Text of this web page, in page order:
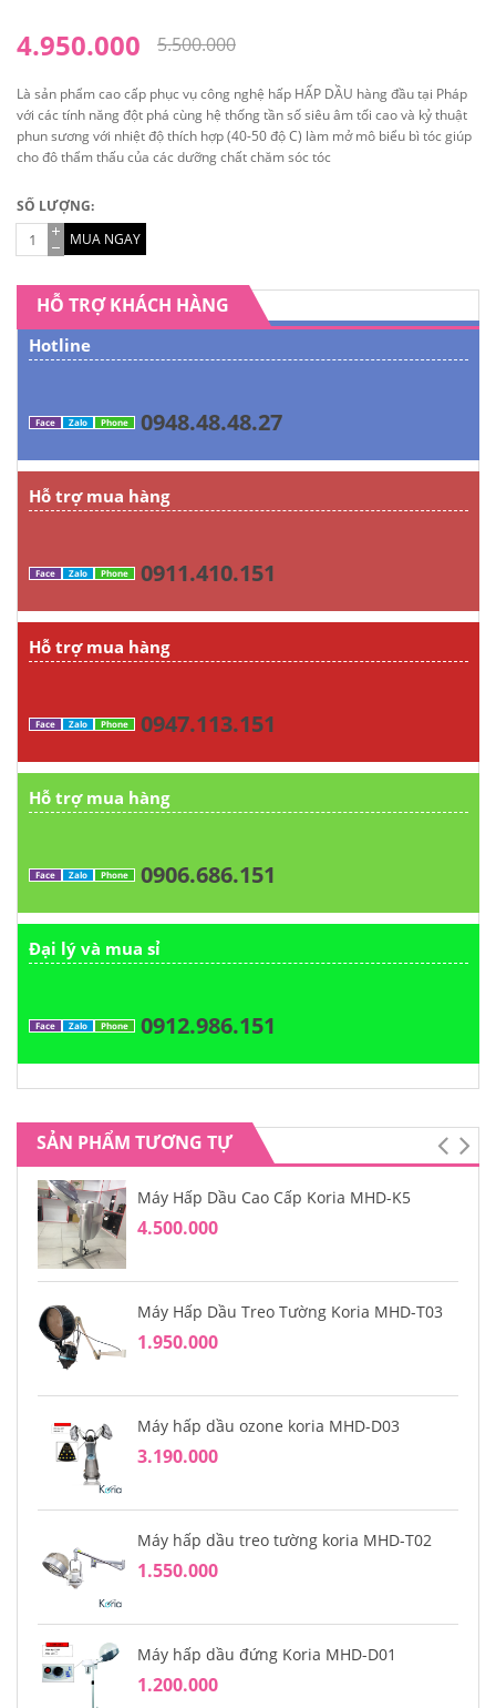
5.500.000
4.950.000
Là sản phẩm cao cấp phục vụ công nghệ hấp HẤP DẦU hàng đầu tại Pháp
với các tính năng đột phá cùng hệ thống tần số siêu âm tối cao và kỷ thuật
phun sương với nhiệt độ thích hợp (40-50 độ C) làm mở mô biểu bì tóc giúp
cho đô thẩm thấu của các dưỡng chất chăm sóc tóc
SỐ LƯỢNG:
MUA NGAY
HỖ TRỢ KHÁCH HÀNG
Hotline
Face Zalo Phone 0948.48.48.27
Hỗ trợ mua hàng
Face Zalo Phone 0911.410.151
Hỗ trợ mua hàng
Face Zalo Phone 0947.113.151
Hỗ trợ mua hàng
Face Zalo Phone 0906.686.151
Đại lý và mua sỉ
Face Zalo Phone 0912.986.151
SẢN PHẨM TƯƠNG TỰ
Máy Hấp Dầu Cao Cấp Koria MHD-K5
4.500.000
Máy Hấp Dầu Treo Tường Koria MHD-T03
1.950.000
Máy hấp dầu ozone koria MHD-D03
3.190.000
Máy hấp dầu treo tường koria MHD-T02
1.550.000
Máy hấp dầu đứng Koria MHD-D01
1.200.000